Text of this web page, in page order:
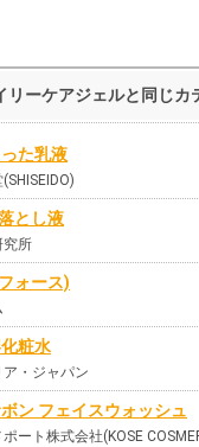
リーケアジェルと同じ
た乳液
とし液
究所
ォース)
粧水
・ジャパン
ン フェイスウォッシュ
ート株式会社(KOSE